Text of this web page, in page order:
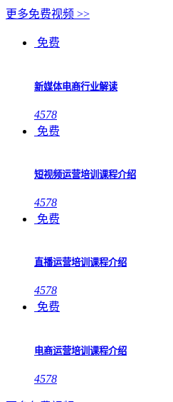
更多免费视频 >>
免费
新媒体电商行业解读
4578
免费
短视频运营培训课程介绍
4578
免费
直播运营培训课程介绍
4578
免费
电商运营培训课程介绍
4578